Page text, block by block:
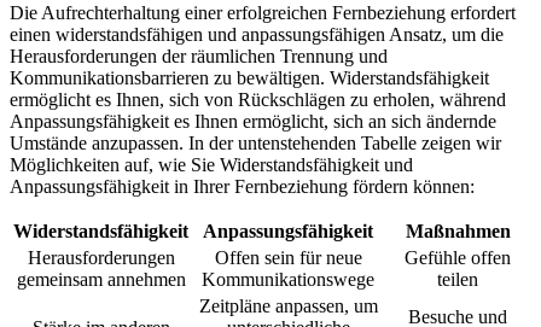
Die Aufrechterhaltung einer erfolgreichen Fernbeziehung erfordert
einen widerstandsfähigen und anpassungsfähigen Ansatz, um die
Herausforderungen der räumlichen Trennung und
Kommunikationsbarrieren zu bewältigen. Widerstandsfähigkeit
ermöglicht es Ihnen, sich von Rückschlägen zu erholen, während
Anpassungsfähigkeit es Ihnen ermöglicht, sich an sich ändernde
Umstände anzupassen. In der untenstehenden Tabelle zeigen wir
Möglichkeiten auf, wie Sie Widerstandsfähigkeit und
Anpassungsfähigkeit in Ihrer Fernbeziehung fördern können:
Widerstandsfähigkeit Anpassungsfähigkeit
Maßnahmen
Herausforderungen
gemeinsam annehmen
Offen sein für neue
Kommunikationswege
Gefühle offen
teilen
Zeitpläne anpassen, um
Besuche und